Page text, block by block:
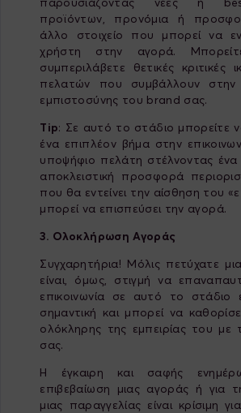
προϊόντων, προνόμια ή
άλλο στοιχείο που μπορεί να
χρήστη στην αγορά.
συμπεριλάβετε θετικές κριτικές
πελατών που συμβάλλουν στην
εμπιστοσύνης του brand σας.
Tip: Σε αυτό το στάδιο μπορείτε
ένα επιπλέον βήμα στην
υποψήφιο πελάτη στέλνοντας ένα
αποκλειστική προσφορά
που θα εντείνει την αίσθηση του
μπορεί να επισπεύσει την αγορά.
3. Ολοκλήρωση Αγοράς
Συγχαρητήρια! Μόλις πετύχατε
είναι, όμως, στιγμή να
επικοινωνία σε αυτό το στάδιο
σημαντική και μπορεί να
ολόκληρης της εμπειρίας του με
σας.
Η έγκαιρη και σαφής
επιβεβαίωση μιας αγοράς ή για
μιας παραγγελίας είναι κρίσιμη